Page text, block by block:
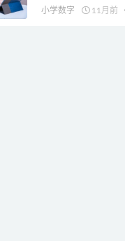
小学数字 11月前